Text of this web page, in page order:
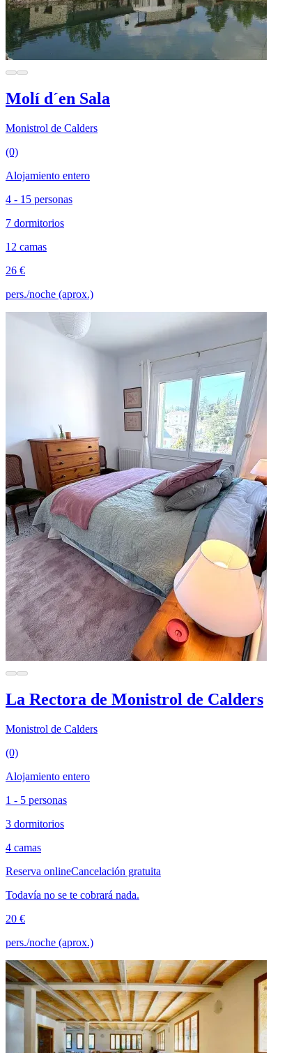
Molí d´en Sala
Monistrol de Calders
(0)
Alojamiento entero
4 - 15 personas
7 dormitorios
12 camas
26 €
pers./noche (aprox.)
La Rectora de Monistrol de Calders
Monistrol de Calders
(0)
Alojamiento entero
1 - 5 personas
3 dormitorios
4 camas
Reserva onlineCancelación gratuita
Todavía no se te cobrará nada.
20 €
pers./noche (aprox.)